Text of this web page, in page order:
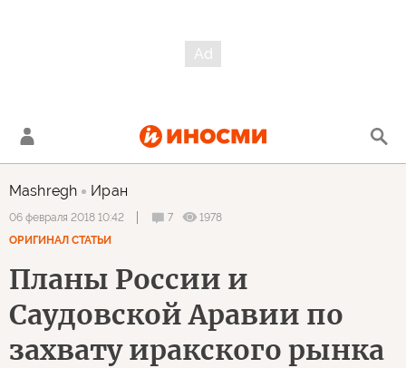
Mashregh Иран
06 февраля 2018 10:42 7
1978
ОРИГИНАЛ СТАТЬИ
Планы России и
Саудовской Аравии по
захвату иракского рынка